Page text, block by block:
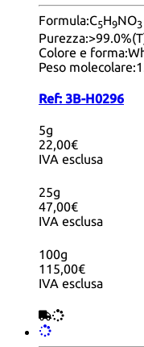
Formula:C5H9NO3
Purezza:
Colore e forma:
Peso molecolare:
Ref: 3B-H0296
5g
22,00€
IVA esclusa
25g
47,00€
IVA esclusa
100g
115,00€
IVA esclusa